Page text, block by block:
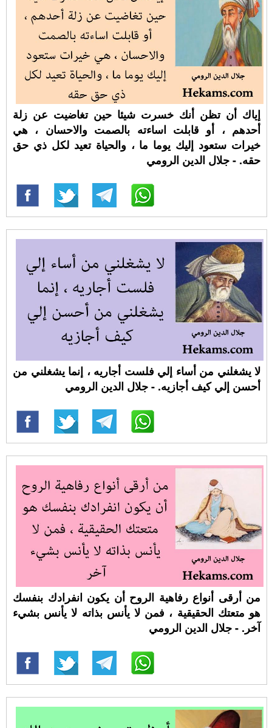
إياك أن تظن أنك خسرت شيئا حين تغاضيت عن زلة
أحدهم ، أو قابلت اساءته بالصمت والاحسان ، هي
خيرات ستعود إليك يوما ما ، والحياة تعيد لكل ذي حق
حقه. - جلال الدين الرومي
لا يشغلني من أساء إلي فلست أجاريه ، إنما يشغلني من
أحسن إلي كيف أجازيه. - جلال الدين الرومي
من أرقى أنواع رفاهية الروح أن يكون انفرادك بنفسك
هو متعتك الحقيقية ، فمن لا يأنس بذاته لا يأنس بشيء
آخر. - جلال الدين الرومي